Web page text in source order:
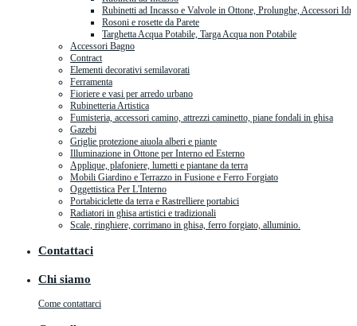
Rubinetti ad Incasso e Valvole in Ottone, Prolunghe, Accessori
Rosoni e rosette da Parete
Targhetta Acqua Potabile, Targa Acqua non Potabile
Accessori Bagno
Contract
Elementi decorativi semilavorati
Ferramenta
Fioriere e vasi per arredo urbano
Rubinetteria Artistica
Fumisteria, accessori camino, attrezzi caminetto, piane fondali in ghisa
Gazebi
Griglie protezione aiuola alberi e piante
Illuminazione in Ottone per Interno ed Esterno
Applique, plafoniere, lumetti e piantane da terra
Mobili Giardino e Terrazzo in Fusione e Ferro Forgiato
Oggettistica Per L'Interno
Portabiciclette da terra e Rastrelliere portabici
Radiatori in ghisa artistici e tradizionali
Scale, ringhiere, corrimano in ghisa, ferro forgiato, alluminio.
Contattaci
Chi siamo
Come contattarci